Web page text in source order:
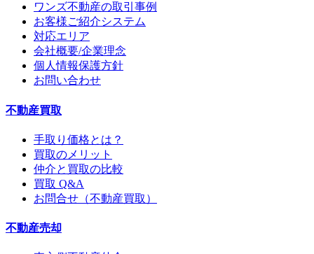
ワンズ不動産の取引事例
お客様ご紹介システム
対応エリア
会社概要/企業理念
個人情報保護方針
お問い合わせ
不動産買取
手取り価格とは？
買取のメリット
仲介と買取の比較
買取 Q&A
お問合せ（不動産買取）
不動産売却